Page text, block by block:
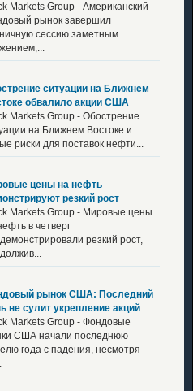
Markets Group - Американский
рынок завершил
сессию заметным
ситуации на Ближнем
обвалило акции США
Markets Group - Обострение
на Ближнем Востоке и
риски для поставок нефти...
цены на нефть
резкий рост
Markets Group - Мировые цены
в четверг
резкий рост,
рынок США: Последний
не сулит укрепление акций
Markets Group - Фондовые
США начали последнюю
года с падения, несмотря